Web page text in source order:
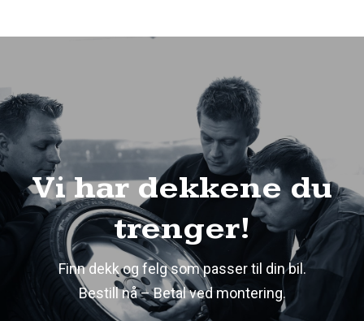
Vi har dekkene du
trenger!
Finn dekk og felg som passer til din bil.
Bestill nå – Betal ved montering.